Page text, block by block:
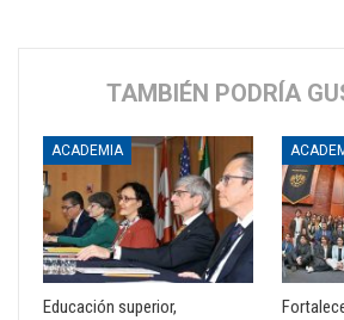
TAMBIÉN PODRÍA
ACADEMIA
Educación superior,